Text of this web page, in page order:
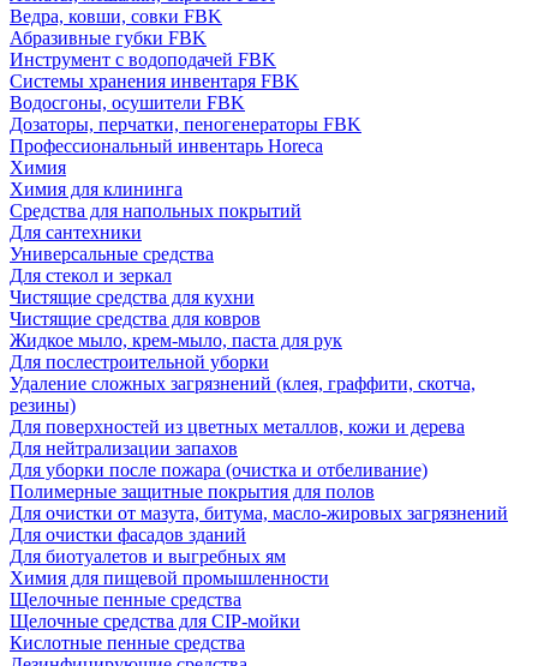
Ведра, ковши, совки FBK
Абразивные губки FBK
Инструмент с водоподачей FBK
Системы хранения инвентаря FBK
Водосгоны, осушители FBK
Дозаторы, перчатки, пеногенераторы FBK
Профессиональный инвентарь Horeca
Химия
Химия для клининга
Средства для напольных покрытий
Для сантехники
Универсальные средства
Для стекол и зеркал
Чистящие средства для кухни
Чистящие средства для ковров
Жидкое мыло, крем-мыло, паста для рук
Для послестроительной уборки
Удаление сложных загрязнений (клея, граффити, скотча,
резины)
Для поверхностей из цветных металлов, кожи и дерева
Для нейтрализации запахов
Для уборки после пожара (очистка и отбеливание)
Полимерные защитные покрытия для полов
Для очистки от мазута, битума, масло-жировых загрязнений
Для очистки фасадов зданий
Для биотуалетов и выгребных ям
Химия для пищевой промышленности
Щелочные пенные средства
Щелочные средства для CIP-мойки
Кислотные пенные средства